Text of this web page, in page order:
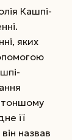
Кашпі­
яких
її
назвав